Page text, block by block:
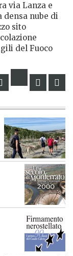
via Lanza e
densa nube di
sito
del Fuoco